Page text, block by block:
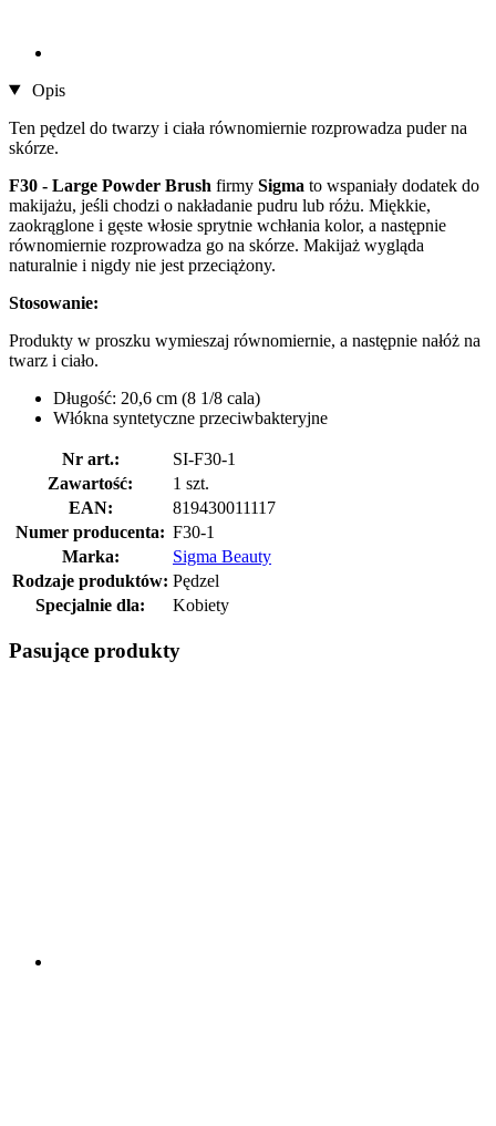
Opis
Ten pędzel do twarzy i ciała równomiernie rozprowadza puder na
skórze.
F30 - Large Powder Brush firmy Sigma to wspaniały dodatek do
makijażu, jeśli chodzi o nakładanie pudru lub różu. Miękkie,
zaokrąglone i gęste włosie sprytnie wchłania kolor, a następnie
równomiernie rozprowadza go na skórze. Makijaż wygląda
naturalnie i nigdy nie jest przeciążony.
Stosowanie:
Produkty w proszku wymieszaj równomiernie, a następnie nałóż na
twarz i ciało.
Długość: 20,6 cm (8 1/8 cala)
Włókna syntetyczne przeciwbakteryjne
Nr art.:
SI-F30-1
Zawartość:
1 szt.
EAN:
819430011117
Numer producenta: F30-1
Marka:
Sigma Beauty
Rodzaje produktów: Pędzel
Specjalnie dla:
Kobiety
Pasujące produkty